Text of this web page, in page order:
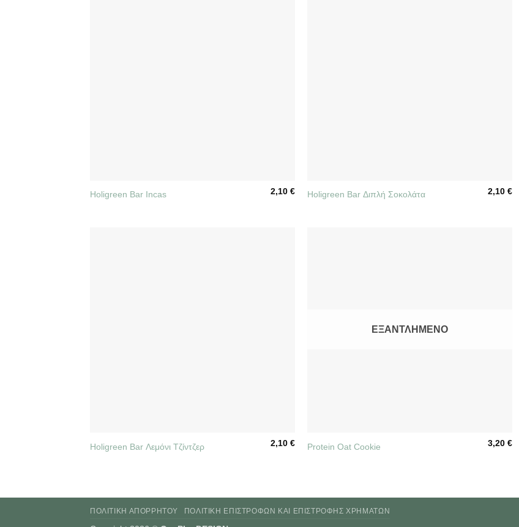
Holigreen Bar Incas 2,10€ Holigreen Bar Διπλή Σοκολάτα 2,10€
Holigreen Bar Λεμόνι Τζίντζερ 2,10€
ΕΞΑΝΤΛΗΜΈΝΟ
Protein Oat Cookie 3,20€
ΠΟΛΙΤΙΚΉ ΑΠΟΡΡΉΤΟΥ ΠΟΛΙΤΙΚΉ ΕΠΙΣΤΡΟΦΏΝ ΚΑΙ ΕΠΙΣΤΡΟΦΉΣ ΧΡΗΜΆΤΩΝ